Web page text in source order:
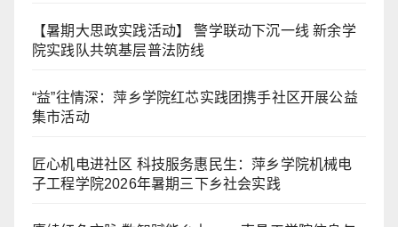
【暑期大思政实践活动】 警学联动下沉一线 新余学
院实践队共筑基层普法防线
“益”往情深：萍乡学院红芯实践团携手社区开展公益
集市活动
匠心机电进社区 科技服务惠民生：萍乡学院机械电
子工程学院2026年暑期三下乡社会实践